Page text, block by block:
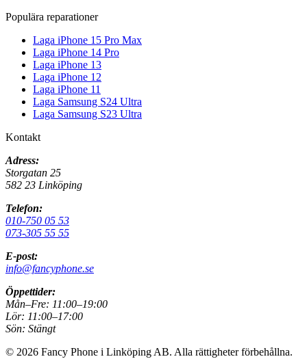
Populära reparationer
Laga iPhone 15 Pro Max
Laga iPhone 14 Pro
Laga iPhone 13
Laga iPhone 12
Laga iPhone 11
Laga Samsung S24 Ultra
Laga Samsung S23 Ultra
Kontakt
Adress:
Storgatan 25
582 23 Linköping
Telefon:
010-750 05 53
073-305 55 55
E-post:
info@fancyphone.se
Öppettider:
Mån–Fre: 11:00–19:00
Lör: 11:00–17:00
Sön: Stängt
© 2026 Fancy Phone i Linköping AB. Alla rättigheter förbehållna.